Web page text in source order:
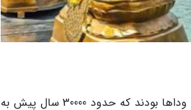
تاریخچه سریلانکا به بیش از 3000 سال قبل بازمی گردد! اولین ساکنان این جزیره، وداها بودند که حدود 30000 سال پیش به